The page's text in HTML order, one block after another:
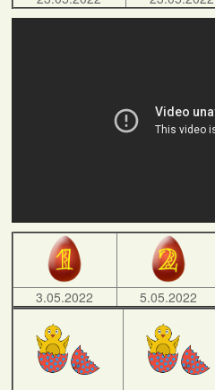
3.05.2022 5.05.2022